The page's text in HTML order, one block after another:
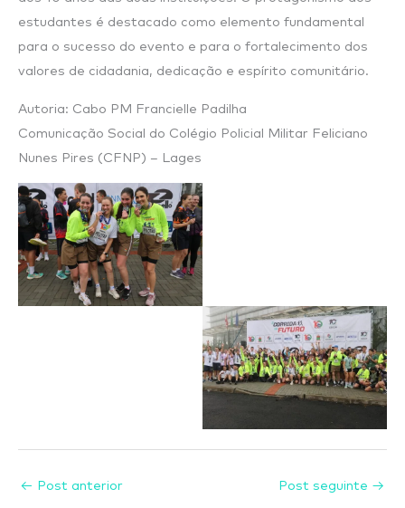
estudantes é destacado como elemento fundamental
para o sucesso do evento e para o fortalecimento dos
valores de cidadania, dedicação e espírito comunitário.
Autoria: Cabo PM Francielle Padilha
Comunicação Social do Colégio Policial Militar Feliciano
Nunes Pires (CFNP) – Lages
← Post anterior Post seguinte →